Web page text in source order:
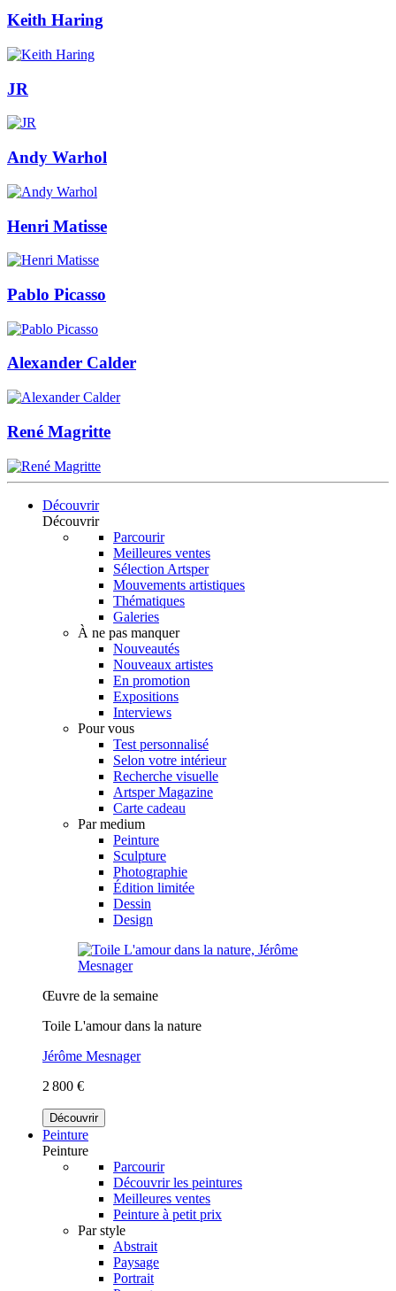
Keith Haring
JR
Andy Warhol
Henri Matisse
Pablo Picasso
Alexander Calder
René Magritte
Découvrir
Découvrir
Parcourir
Meilleures ventes
Sélection Artsper
Mouvements artistiques
Thématiques
Galeries
À ne pas manquer
Nouveautés
Nouveaux artistes
En promotion
Expositions
Interviews
Pour vous
Test personnalisé
Selon votre intérieur
Recherche visuelle
Artsper Magazine
Carte cadeau
Par medium
Peinture
Sculpture
Photographie
Édition limitée
Dessin
Design
Œuvre de la semaine
Toile L'amour dans la nature
Jérôme Mesnager
2 800 €
Découvrir
Peinture
Peinture
Parcourir
Découvrir les peintures
Meilleures ventes
Peinture à petit prix
Par style
Abstrait
Paysage
Portrait